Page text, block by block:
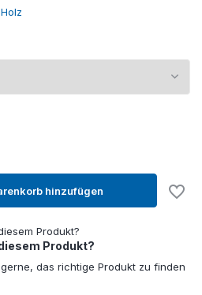
hinzufügen
Produkt?
das richtige Produkt zu finden